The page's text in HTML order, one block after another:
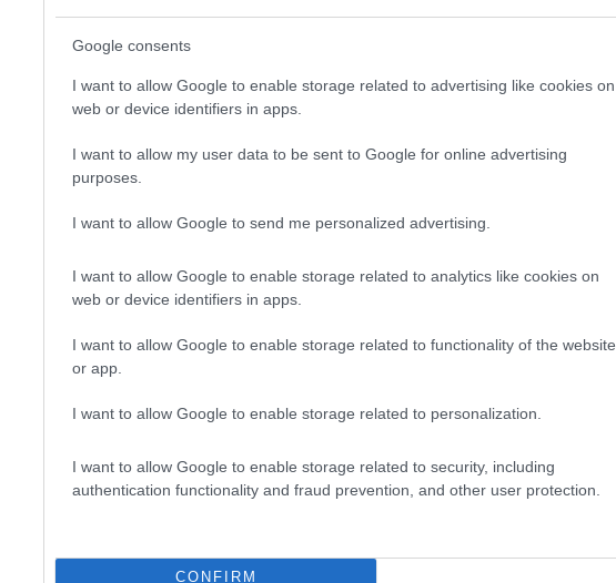
Google consents
I want to allow Google to enable storage related to advertising like cookies on
web or device identifiers in apps.
I want to allow my user data to be sent to Google for online advertising
purposes.
I want to allow Google to send me personalized advertising.
I want to allow Google to enable storage related to analytics like cookies on
web or device identifiers in apps.
I want to allow Google to enable storage related to functionality of the website
or app.
I want to allow Google to enable storage related to personalization.
I want to allow Google to enable storage related to security, including
authentication functionality and fraud prevention, and other user protection.
CONFIRM